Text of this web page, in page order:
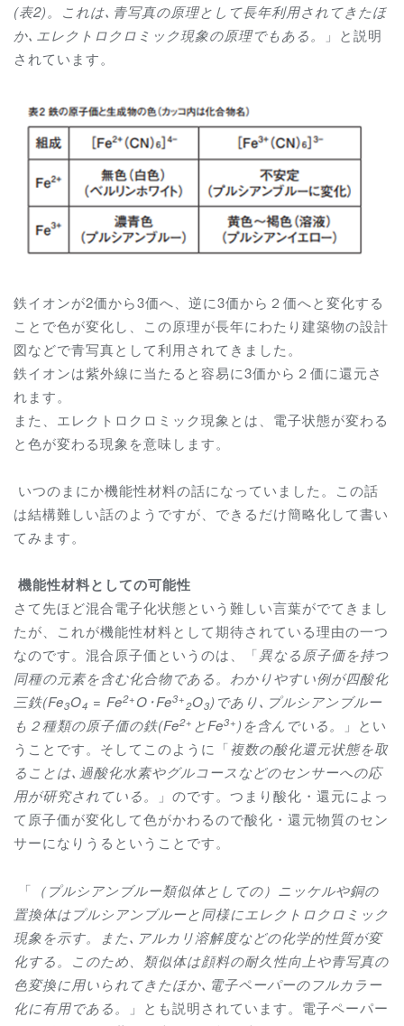
(表2)。これは､青写真の原理として長年利用されてきたほ
か､エレクトロクロミック現象の原理でもある。
」 と説明
されています。
鉄イオンが2価から3価へ、逆に3価から２価へと変化する
ことで色が変化し、この原理が長年にわたり建築物の設計
図などで青写真として利用されてきました。
鉄イオンは紫外線に当たると容易に3価から２価に還元さ
れます。
また、エレクトロクロミック現象とは、電子状態が変わる
と色が変わる現象を意味します。
いつのまにか機能性材料の話になっていました。この話
は結構難しい話のようですが、できるだけ簡略化して書い
てみます。
機能性材料としての可能性
さて先ほど混合電子化状態という難しい言葉がでてきまし
たが、これが機能性材料として期待されている理由の一つ
なのです。混合原子価というのは、「異なる原子価を持つ
同種の元素を含む化合物である。わかりやすい例が四酸化
三鉄(Fe3O4 = Fe2+O ･Fe3+
2O3) であり､プルシアンブルー
も２種類の原子価の鉄(Fe2+ とFe3+)を含んでいる。
」とい
うことです。そしてこのように「複数の酸化還元状態を取
ることは､過酸化水素やグルコースなどのセンサーへの応
用が研究されている。
」のです。つまり酸化・還元によっ
て原子価が変化して色がかわるので酸化・還元物質のセン
サーになりうるということです。
「 （プルシアンブルー類似体としての）ニッケルや銅の
置換体はプルシアンブルーと同様にエレクトロクロミック
現象を示す。また､アルカリ溶解度などの化学的性質が変
化する。このため、類似体は顔料の耐久性向上や青写真の
色変換に用いられてきたほか､電子ペーパーのフルカラー
化に有用である。
」とも説明されています。電子ペーパー